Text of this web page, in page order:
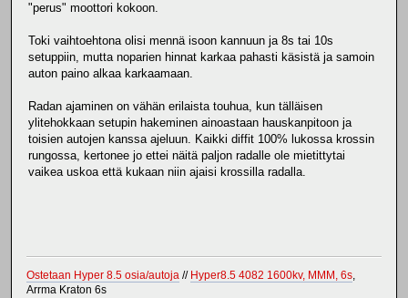
"perus" moottori kokoon.
Toki vaihtoehtona olisi mennä isoon kannuun ja 8s tai 10s
setuppiin, mutta noparien hinnat karkaa pahasti käsistä ja samoin
auton paino alkaa karkaamaan.
Radan ajaminen on vähän erilaista touhua, kun tälläisen
ylitehokkaan setupin hakeminen ainoastaan hauskanpitoon ja
toisien autojen kanssa ajeluun. Kaikki diffit 100% lukossa krossin
rungossa, kertonee jo ettei näitä paljon radalle ole mietittytai
vaikea uskoa että kukaan niin ajaisi krossilla radalla.
Ostetaan Hyper 8.5 osia/autoja // Hyper8.5 4082 1600kv, MMM, 6s,
Arrma Kraton 6s